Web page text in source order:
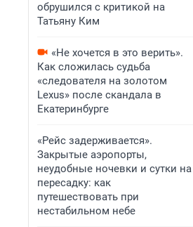
обрушился с критикой на
Татьяну Ким
«Не хочется в это верить».
Как сложилась судьба
«следователя на золотом
Lexus» после скандала в
Екатеринбурге
«Рейс задерживается».
Закрытые аэропорты,
неудобные ночевки и сутки на
пересадку: как
путешествовать при
нестабильном небе